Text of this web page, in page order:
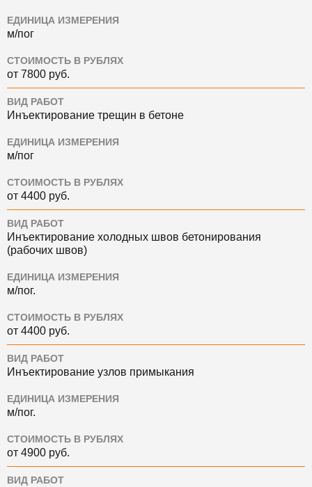
ЕДИНИЦА ИЗМЕРЕНИЯ
м/пог
СТОИМОСТЬ В РУБЛЯХ
от 7800 руб.
ВИД РАБОТ
Инъектирование трещин в бетоне
ЕДИНИЦА ИЗМЕРЕНИЯ
м/пог
СТОИМОСТЬ В РУБЛЯХ
от 4400 руб.
ВИД РАБОТ
Инъектирование холодных швов бетонирования
(рабочих швов)
ЕДИНИЦА ИЗМЕРЕНИЯ
м/пог.
СТОИМОСТЬ В РУБЛЯХ
от 4400 руб.
ВИД РАБОТ
Инъектирование узлов примыкания
ЕДИНИЦА ИЗМЕРЕНИЯ
м/пог.
СТОИМОСТЬ В РУБЛЯХ
от 4900 руб.
ВИД РАБОТ